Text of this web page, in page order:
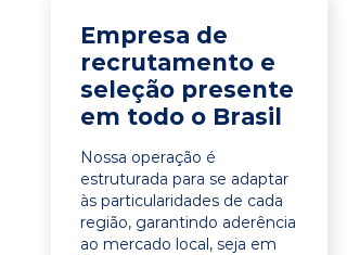
Empresa de
recrutamento e
seleção presente
em todo o Brasil
Nossa operação é
estruturada para se adaptar
às particularidades de cada
região, garantindo aderência
ao mercado local, seja em